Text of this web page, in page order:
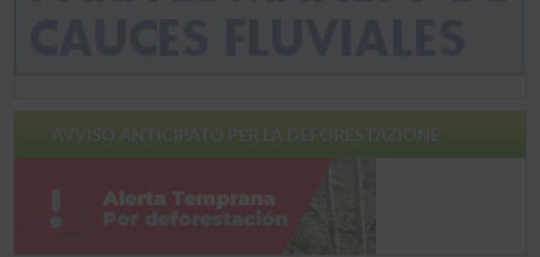
AVVISO ANTICIPATO PER LA DEFORESTAZIONE